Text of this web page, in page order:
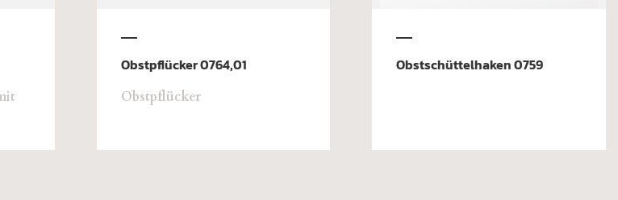
Obstpflücker 0764,01
Obstpflücker
Obstschüttelhaken 0759